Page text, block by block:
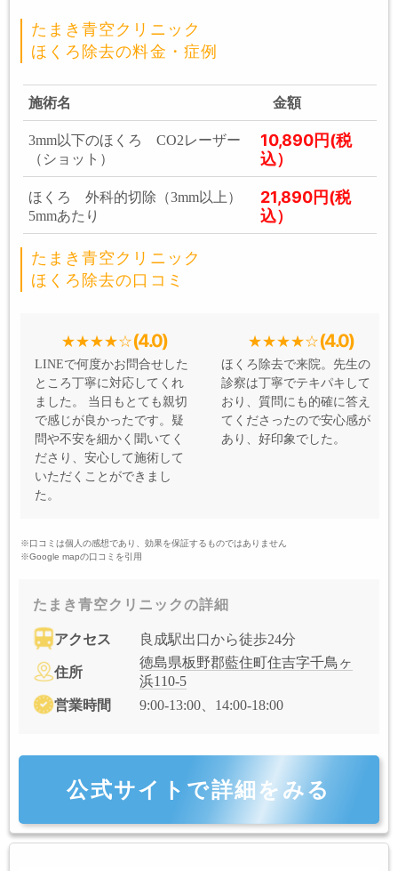
たまき青空クリニック
ほくろ除去の料金・症例
施術名 金額
3mm以下のほくろ CO2レーザー
（ショット）
10,890円(税
込）
ほくろ 外科的切除（3mm以上）
5mmあたり
21,890円(税
込）
たまき青空クリニック
ほくろ除去の口コミ
(4.0)
LINEで何度かお問合せした
ところ丁寧に対応してくれ
ました。 当日もとても親切
で感じが良かったです。疑
問や不安を細かく聞いてく
ださり、安心して施術して
いただくことができまし
た。
(4.0)
ほくろ除去で来院。先生の
診察は丁寧でテキパキして
おり、質問にも的確に答え
てくださったので安心感が
あり、好印象でした。
※口コミは個人の感想であり、効果を保証するものではありません
※Google mapの口コミを引用
たまき青空クリニックの詳細
アクセス 良成駅出口から徒歩24分
住所
徳島県板野郡藍住町住吉字千鳥ヶ
浜110-5
営業時間
9:00-13:00、14:00-18:00
公式サイトで詳細をみる